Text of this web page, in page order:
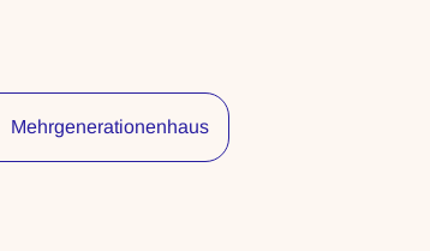
Mehrgenerationenhaus